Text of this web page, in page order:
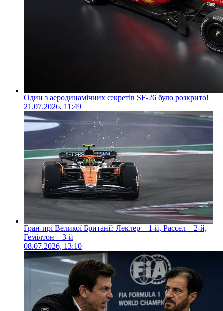
Один з аеродинамічних секретів SF-26 було розкрито!
21.07.2026, 11:49
Гран-прі Великої Британії: Леклер – 1-й, Рассел – 2-й,
Гемілтон – 3-й
08.07.2026, 13:10